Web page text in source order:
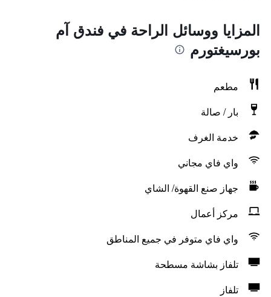
المزايا ووسائل الراحة في فندق آم
بورسيغتورم
مطعم
بار / صالة
خدمة الغرف
واي فاي مجاني
جهاز صنع القهوة/ الشاي
مركز أعمال
واي فاي متوفر في جميع المناطق
تلفاز بشاشة مسطحة
تلفاز